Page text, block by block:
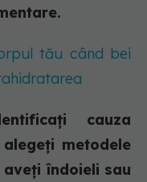
tău când bei
cauza
metodele
îndoieli sau